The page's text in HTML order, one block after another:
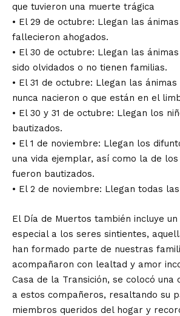
que tuvieron una muerte trágica
• El 29 de octubre: Llegan las
fallecieron ahogados.
• El 30 de octubre: Llegan las
sido olvidados o no tienen familias.
• El 31 de octubre: Llegan las
nunca nacieron o que están en el
• El 30 y 31 de octubre: Llegan los
bautizados.
• El 1 de noviembre: Llegan los
una vida ejemplar, así como la de
fueron bautizados.
• El 2 de noviembre: Llegan todas
El Día de Muertos también incluye
especial a los seres sintientes,
han formado parte de nuestras
acompañaron con lealtad y amor
Casa de la Transición, se colocó una
a estos compañeros, resaltando su
miembros queridos del hogar y